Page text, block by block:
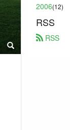
2006(12)
RSS
RSS